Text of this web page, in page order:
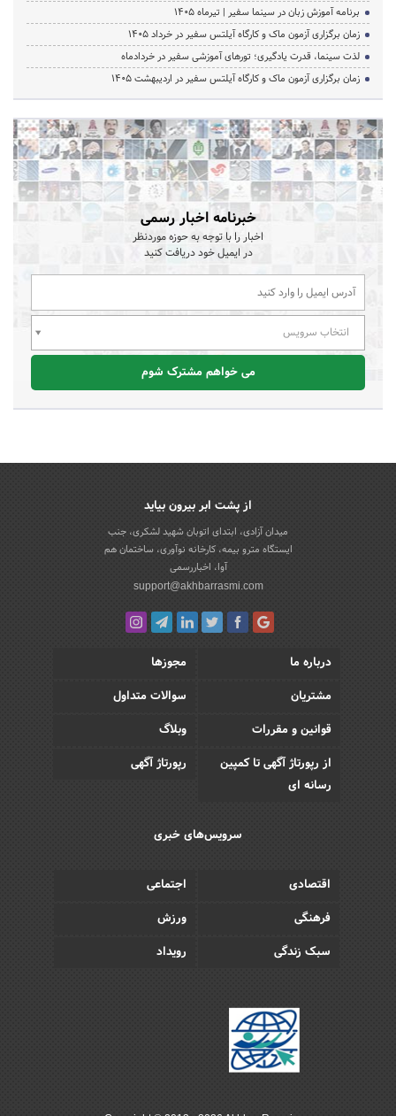
برنامه آموزش زبان در سینما سفیر | تیرماه ۱۴۰۵
زمان برگزاری آزمون ماک و کارگاه آیلتس سفیر در خرداد 1405
لذت سینما، قدرت یادگیری؛ تورهای آموزشی سفیر در خردادماه
زمان برگزاری آزمون ماک و کارگاه آیلتس سفیر در اردیبهشت 1405
خبرنامه اخبار رسمی
اخبار را با توجه به حوزه موردنظر
در ایمیل خود دریافت کنید
انتخاب سرویس
می خواهم مشترک شوم
از پشت ابر بیرون بیاید
میدان آزادی، ابتدای اتوبان شهید لشکری، جنب
ایستگاه مترو بیمه، کارخانه نوآوری، ساختمان هم
آوا، اخباررسمی
support@akhbarrasmi.com
درباره ما
مجوزها
مشتریان
سوالات متداول
قوانین و مقررات
وبلاگ
از رپورتاژ آگهی تا کمپین
رسانه ای
رپورتاژ آگهی
سرویس‌های خبری
اقتصادی
اجتماعی
فرهنگی
ورزش
سبک زندگی
رویداد